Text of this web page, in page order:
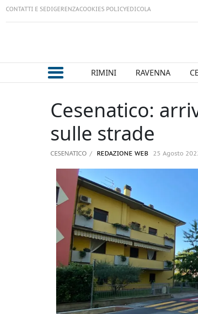
CONTATTI E SEDIGERENZACOOKIES POLICYEDICOLA
RIMINI RAVENNA
Cesenatico:
sulle strade
CESENATICO REDAZIONE WEB 25 Agosto